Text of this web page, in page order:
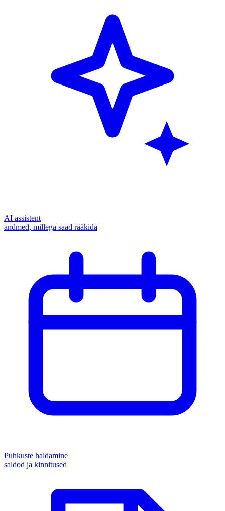
AI assistent
andmed, millega saad rääkida
Puhkuste haldamine
saldod ja kinnitused